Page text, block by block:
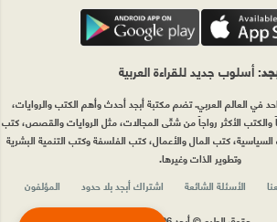
: أسلوب جديد للقراءة العربية
في العالم العربي. تضم مكتبة أبجد أحدث وأهم الكتب والروايات،
والكتب الأكثر رواجاً من شتّى المجالات، مثل الروايات والقصص، كتب
السياسية، كتب المال والأعمال، كتب الفلسفة وكتب التنمية البشرية
وتطوير الذات وغيرها.
الأسئلة الشائعة اشتراك أبجد بلا حدود
المؤلفون